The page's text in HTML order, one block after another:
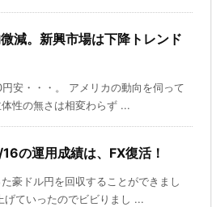
減。新興市場は下降トレンド
円安・・・。 アメリカの動向を伺って
性の無さは相変わらず ...
の運用成績は、FX復活！
豪ドル円を回収することができまし
げていったのでビビりまし ...